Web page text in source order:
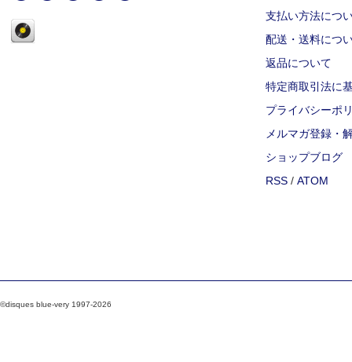
支払い方法につ
配送・送料につ
返品について
特定商取引法に
プライバシーポ
メルマガ登録・
ショップブログ
RSS / ATOM
©disques blue-very 1997-2026